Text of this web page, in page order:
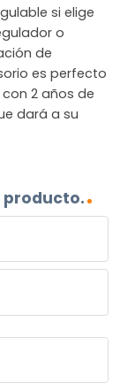
si elige
o
de
es perfecto
2 años de
dará a su
producto.